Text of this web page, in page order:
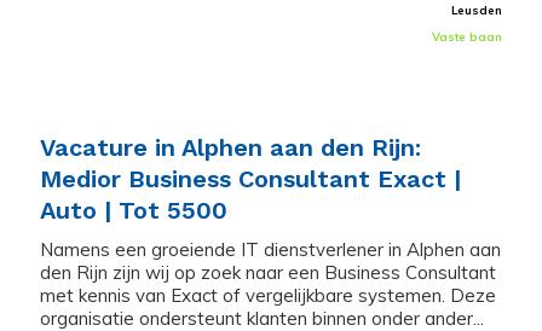
Leusden
Vaste baan
Vacature in Alphen aan den Rijn:
Medior Business Consultant Exact |
Auto | Tot 5500
Namens een groeiende IT dienstverlener in Alphen aan
den Rijn zijn wij op zoek naar een Business Consultant
met kennis van Exact of vergelijkbare systemen. Deze
organisatie ondersteunt klanten binnen onder ander...